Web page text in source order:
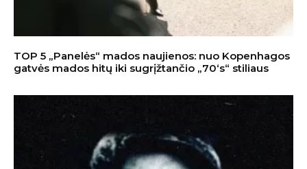
TOP 5 „Panelės“ mados naujienos: nuo Kopenhagos
gatvės mados hitų iki sugrįžtančio „70‘s“ stiliaus